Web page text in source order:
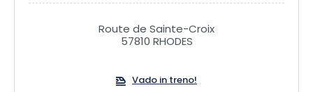
che vivono in semi-libertà. Orsi, cervi, linci, ghiottoni, lemuri,
panda rossi e diversi branchi di lupi non avranno più
segreti per voi! Per prolungare la visita, i 56 Nature Lodges
Route de Sainte-Croix
57810 RHODES
Vado in treno!